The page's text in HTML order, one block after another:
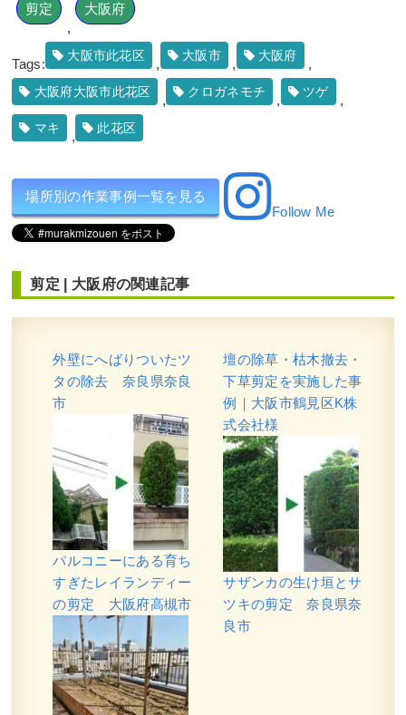
剪定
,
大阪府
Tags:
大阪市此花区
,
大阪市
,
大阪府
,
大阪府大阪市此花区
,
クロガネモチ
,
ツゲ
,
マキ
,
此花区
場所別の作業事例一覧を見る
Follow Me
剪定 大阪府の関連記事
外壁にへばりついたツ
タの除去 奈良県奈良
市
バルコニーにある育ち
すぎたレイランディー
の剪定 大阪府高槻市
壇の除草・枯木撤去・
下草剪定を実施した事
例｜大阪市鶴見区K株
式会社様
サザンカの生け垣とサ
ツキの剪定 奈良県奈
良市